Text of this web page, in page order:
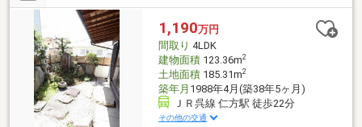
1,190万円
間取り 4LDK
建物面積123.36m2
土地面積185.31m2
築年月 1988年4月(築38年5ヶ月)
ＪＲ呉線 仁方駅 徒歩22分
その他の交通